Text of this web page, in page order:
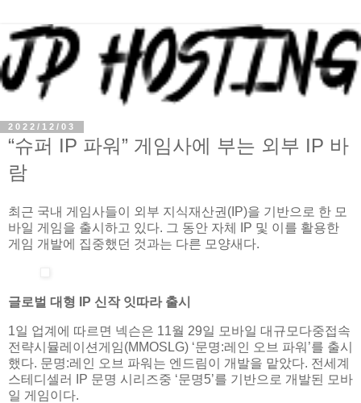
2022/12/03
“슈퍼 IP 파워” 게임사에 부는 외부 IP 바
람
최근 국내 게임사들이 외부 지식재산권(IP)을 기반으로 한 모
바일 게임을 출시하고 있다. 그 동안 자체 IP 및 이를 활용한
게임 개발에 집중했던 것과는 다른 모양새다.
글로벌 대형 IP 신작 잇따라 출시
1일 업계에 따르면 넥슨은 11월 29일 모바일 대규모다중접속
전략시뮬레이션게임(MMOSLG) ‘문명:레인 오브 파워’를 출시
했다. 문명:레인 오브 파워는 엔드림이 개발을 맡았다. 전세계
스테디셀러 IP 문명 시리즈중 ‘문명5’를 기반으로 개발된 모바
일 게임이다.